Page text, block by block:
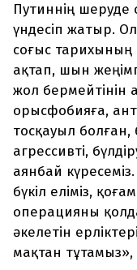
Путиннің шеруде
үндесіп жатыр. Ол
соғыс тарихының
ақтап, шын
жол бермейтінін
орысфобияға,
тосқауыл
агрессивті,
аянбай
бүкіл еліміз,
операцияны
әкелетін
мақтан тұтамыз»,